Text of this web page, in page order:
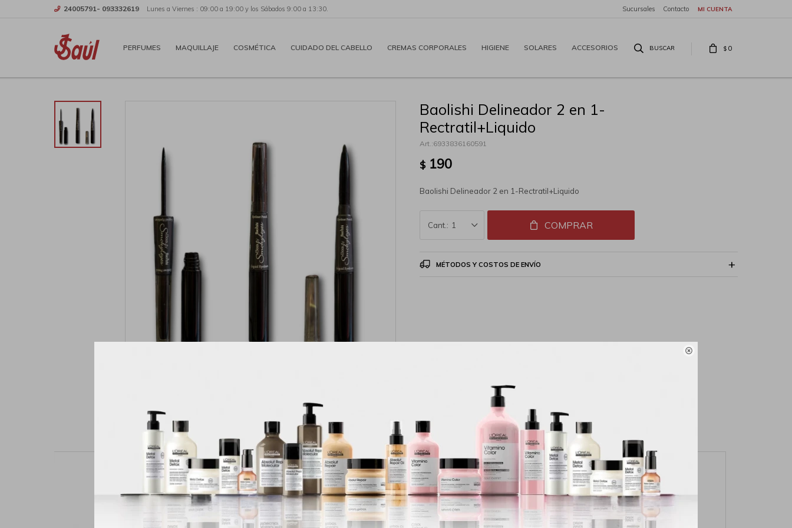

PERFUMES MAQUILLAJE COSMÉTICA CUIDADO DEL CABELLO CREMAS CORPORALES HIGIENE SOLARES ACCESORIOS $ 0
24005791- 093332619 Lunes a Viernes : 09:00 a 19:00 y los Sábados 9:00 a 13:30. Sucursales Contacto
Baolishi Delineador 2 en 1-
Rectratil+Liquido
6933836160591
$ 190
Baolishi Delineador 2 en 1-Rectratil+Liquido
1 COMPRAR
MÉTODOS Y COSTOS DE ENVÍO
Productos que te pueden interesar